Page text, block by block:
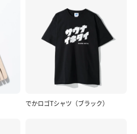
でかロゴTシャツ（ブラック）